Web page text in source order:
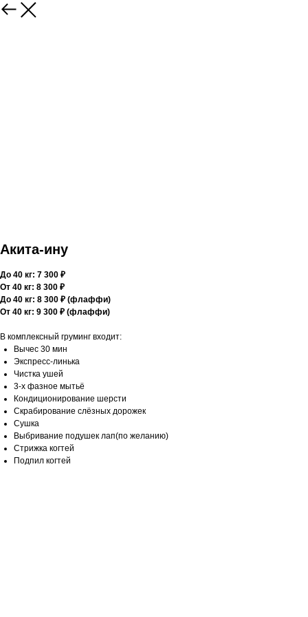
Акита-ину
До 40 кг: 7 300 ₽
От 40 кг: 8 300 ₽
До 40 кг: 8 300 ₽ (флаффи)
От 40 кг: 9 300 ₽ (флаффи)
В комплексный груминг входит:
Вычес 30 мин
Экспресс-линька
Чистка ушей
3-х фазное мытьё
Кондиционирование шерсти
Скрабирование слёзных дорожек
Сушка
Выбривание подушек лап(по желанию)
Стрижка когтей
Подпил когтей